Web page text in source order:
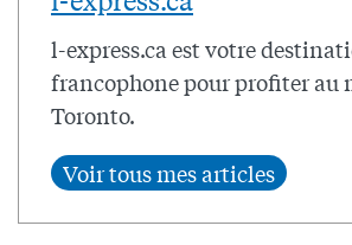
l-express.ca est votre
francophone pour profiter au
Toronto.